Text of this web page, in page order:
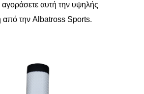
αγοράσετε αυτή την υψηλής
από την Albatross Sports.